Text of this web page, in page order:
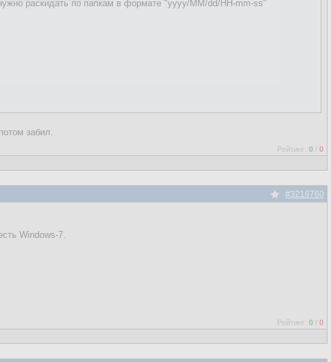
раскидать по папкам в формате "yyyy/MM/dd/HH-mm-ss"
забил.
Рейтинг: 0 / 0
#3216760
Windows-7.
Рейтинг: 0 / 0